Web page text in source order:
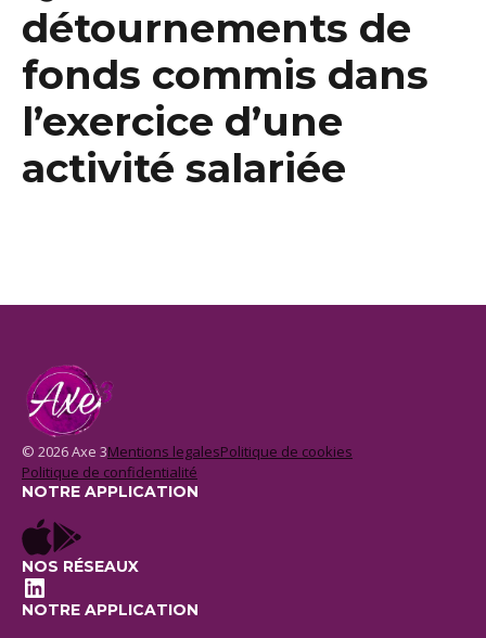
détournements de
fonds commis dans
l’exercice d’une
activité salariée
© 2026 Axe 3Mentions legalesPolitique de cookies
Politique de confidentialité
NOTRE APPLICATION
NOS RÉSEAUX
LinkedIn
NOTRE APPLICATION